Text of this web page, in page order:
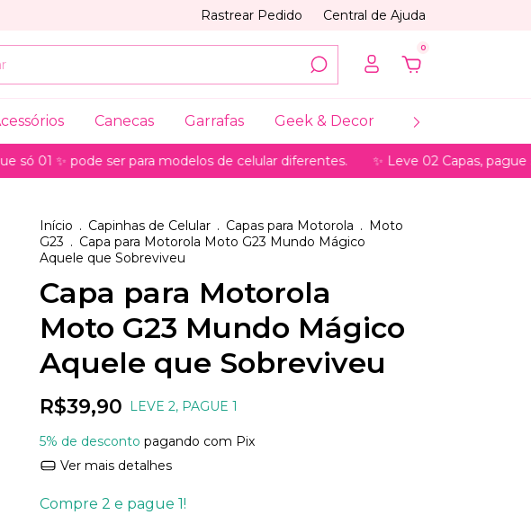
Rastrear Pedido Central de Ajuda
0
Canecas Garrafas Geek & Decor Coleções
✨ pode ser para modelos de celular diferentes. ✨ Leve 02 Capas, pague só 01
Início . Capinhas de Celular . Capas para Motorola . Moto
G23 . Capa para Motorola Moto G23 Mundo Mágico
Aquele que Sobreviveu
Capa para Motorola
Moto G23 Mundo Mágico
Aquele que Sobreviveu
R$39,90 LEVE 2, PAGUE 1
5% de desconto pagando com Pix
Ver mais detalhes
Compre 2 e pague 1!